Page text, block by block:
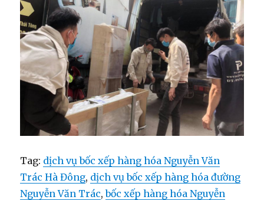
Tag: dịch vụ bốc xếp hàng hóa Nguyễn Văn
Trác Hà Đông, dịch vụ bốc xếp hàng hóa đường
Nguyễn Văn Trác,bốc xếp hàng hóa Nguyễn